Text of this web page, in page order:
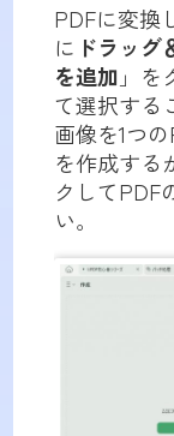
PDFに変換
に ドラッグ
を追加 」を
て選択する
画像を1つ
を作成する
クしてPDF
い。